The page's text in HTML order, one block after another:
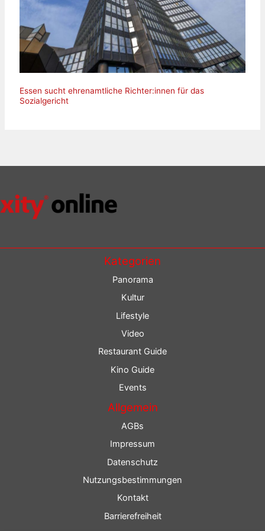
Essen sucht ehrenamtliche Richter:innen für das
Sozialgericht
Kategorien
Panorama
Kultur
Lifestyle
Video
Restaurant Guide
Kino Guide
Events
Allgemein
AGBs
Impressum
Datenschutz
Nutzungsbestimmungen
Kontakt
Barrierefreiheit